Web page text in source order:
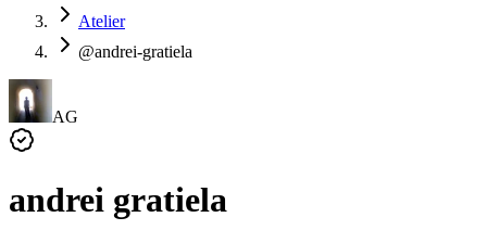
Atelier
@andrei-gratiela
AG
andrei gratiela